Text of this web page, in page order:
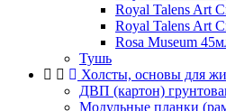
Royal Talens Art
Royal Talens Art
Rosa Museum
Тушь
Холсты, основы для
ДВП (картон)
Модульные планки